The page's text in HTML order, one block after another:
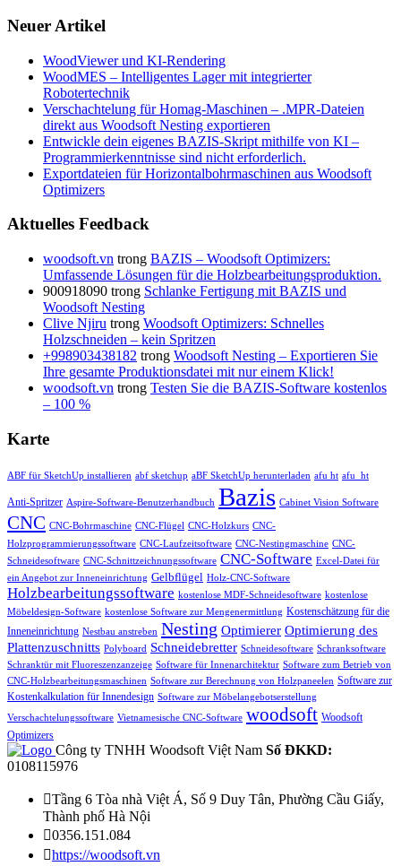
Neuer Artikel
WoodViewer und KI-Rendering
WoodMES – Intelligentes Lager mit integrierter
Robotertechnik
Verschachtelung für Homag-Maschinen – .MPR-Dateien
direkt aus Woodsoft Nesting exportieren
Entwickle dein eigenes BAZIS-Skript mithilfe von KI –
Programmierkenntnisse sind nicht erforderlich.
Exportdateien für Horizontalbohrmaschinen aus Woodsoft
Optimizers
Aktuelles Feedback
woodsoft.vn trong BAZIS – Woodsoft Optimizers:
Umfassende Lösungen für die Holzbearbeitungsproduktion.
900918090 trong Schlanke Fertigung mit BAZIS und
Woodsoft Nesting
Clive Njiru trong Woodsoft Optimizers: Schnelles
Holzschneiden – kein Spritzen
+998903438182 trong Woodsoft Nesting – Exportieren Sie
Ihre gesamte Produktionsdatei mit nur einem Klick!
woodsoft.vn trong Testen Sie die BAZIS-Software kostenlos
– 100 %
Karte
ABF für SketchUp installieren abf sketchup aBF SketchUp herunterladen afu ht afu_ht
Anti-Spritzer Aspire-Software-Benutzerhandbuch Bazis Cabinet Vision Software
CNC CNC-Bohrmaschine CNC-Flügel CNC-Holzkurs CNC-
Holzprogrammierungssoftware CNC-Laufzeitsoftware CNC-Nestingmaschine CNC-
Schneidesoftware CNC-Schnittzeichnungssoftware CNC-Software Excel-Datei für
ein Angebot zur Inneneinrichtung Gelbflügel Holz-CNC-Software
Holzbearbeitungssoftware kostenlose MDF-Schneidesoftware kostenlose
Möbeldesign-Software kostenlose Software zur Mengenermittlung Kostenschätzung für die
Inneneinrichtung Nestbau anstreben Nesting Optimierer Optimierung des
Plattenzuschnitts Polyboard Schneidebretter Schneidesoftware Schranksoftware
Schranktür mit Fluoreszenzanzeige Software für Innenarchitektur Software zum Betrieb von
CNC-Holzbearbeitungsmaschinen Software zur Berechnung von Holzpaneelen Software zur
Kostenkalkulation für Innendesign Software zur Möbelangebotserstellung
Verschachtelungssoftware Vietnamesische CNC-Software woodsoft Woodsoft
Optimizers
Công ty TNHH Woodsoft Việt Nam Số ĐKKD:
0108115976
Tầng 6 Tòa nhà Việt Á, Số 9 Duy Tân, Phường Cầu Giấy,
Thành phố Hà Nội
0356.151.084
https://woodsoft.vn